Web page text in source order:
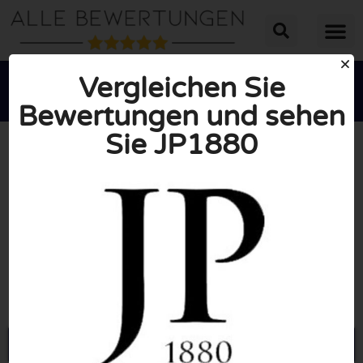

INSGESAMT: 10/10
(0 Bewertungen)
Öffne JP1880.de
Vergleichen Sie
Bewertungen und sehen
Sie JP1880